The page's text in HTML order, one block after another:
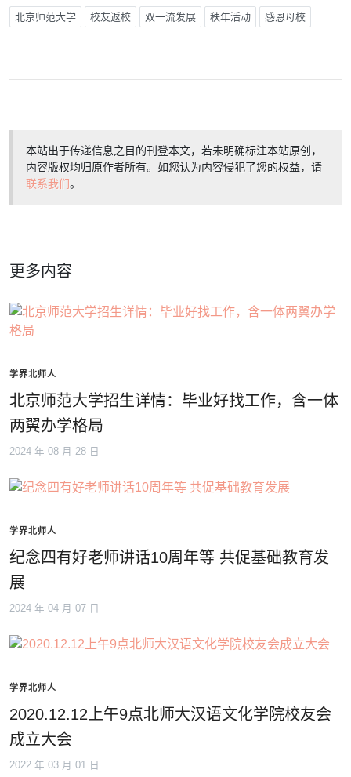
北京师范大学 校友返校 双一流发展 秩年活动 感恩母校
本站出于传递信息之目的刊登本文，若未明确标注本站原创，
内容版权均归原作者所有。如您认为内容侵犯了您的权益，请
联系我们。
更多内容
学界北师人
北京师范大学招生详情：毕业好找工作，含一体
两翼办学格局
2024 年 08 月 28 日
学界北师人
纪念四有好老师讲话10周年等 共促基础教育发
展
2024 年 04 月 07 日
学界北师人
2020.12.12上午9点北师大汉语文化学院校友会
成立大会
2022 年 03 月 01 日